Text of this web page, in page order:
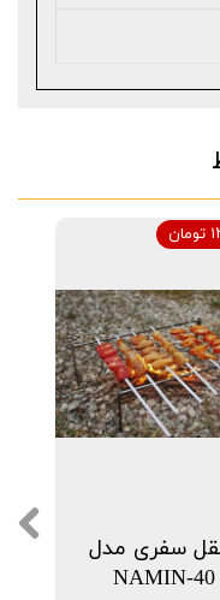
سفری مدل
NAMIN-40